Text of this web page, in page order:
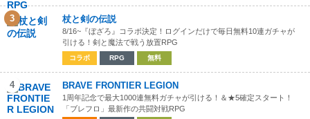
3 杖と剣の伝説
8/16~『ぼざろ』コラボ決定！ログインだけで毎日無料10連ガチャが
引ける！剣と魔法で戦う放置RPG
コラボ RPG 無料
4 BRAVE FRONTIER LEGION
1周年記念で最大1000連無料ガチャが引ける！＆★5確定スタート！
「ブレフロ」最新作の共闘対戦RPG